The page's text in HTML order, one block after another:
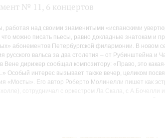
№ 11, 6 концертов
работая над своими знаменитыми «испанскими
что можно писать пьесы, равно докладные знатокам и
абонементов Петербургской филармонии. В новом
русского вальса за два столетия – от Рубинштейна
Вене дирижер сообщал композитору: «Право, это
Особый интерес вызывает также вечер, целиком
«Мосты». Его автор Роберто Молинелли пишет как
холле), сотрудничал с оркестром Ла Скала, с